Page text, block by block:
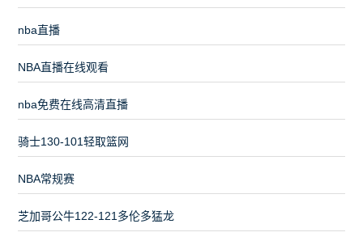
nba直播
NBA直播在线观看
nba免费在线高清直播
骑士130-101轻取篮网
NBA常规赛
芝加哥公牛122-121多伦多猛龙